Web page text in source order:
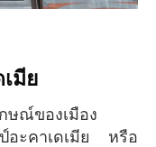
เมีย
อะคาเดเมีย หรือ